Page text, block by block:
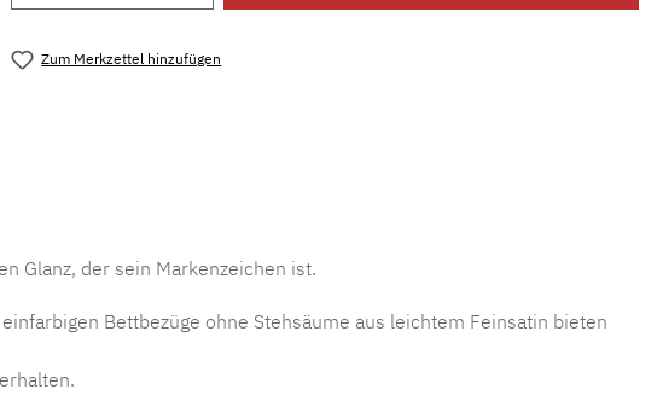
Zum Merkzettel hinzufügen
Glanz, der sein Markenzeichen ist.
Bettbezüge ohne Stehsäume aus leichtem Feinsatin bieten